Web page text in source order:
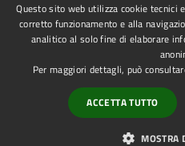
RSS
Accessibilità
Questo sito web utilizza cookie
corretto funzionamento e alla
analitico al solo fine di elaborare
Per maggiori dettagli, può
ACCETTA TUTTO
MOSTRA